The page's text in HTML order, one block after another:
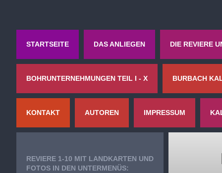
STARTSEITE DAS ANLIEGEN DIE REVIERE
BOHRUNTERNEHMUNGEN TEIL I - X BURBACH
KONTAKT AUTOREN IMPRESSUM
REVIERE 1-10 MIT LANDKARTEN UND
FOTOS IN DEN UNTERMENÜS: